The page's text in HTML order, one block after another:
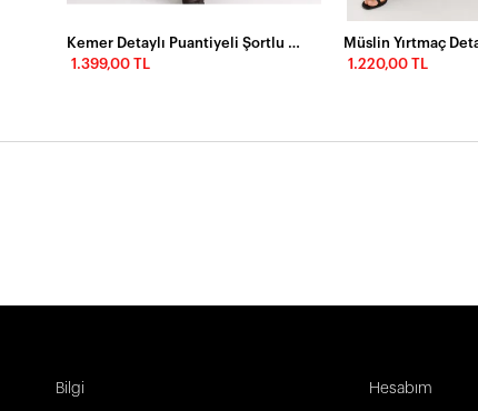
Kemer Detaylı Puantiyeli Şortlu Volanlı Mini Etek – Kahverengi
1.399,00 TL
1.220,00 TL
Bilgi Hesabım